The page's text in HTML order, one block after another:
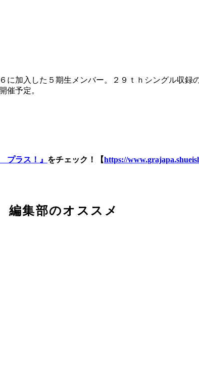
加入した５期生メンバー。２９ｔｈシングル収録
催予定。
プラス！』 をチェック！【https://
編集部のオススメ